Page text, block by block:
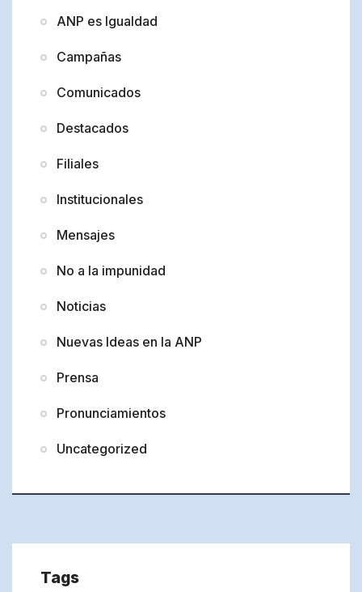
ANP es Igualdad
Campañas
Comunicados
Destacados
Filiales
Institucionales
Mensajes
No a la impunidad
Noticias
Nuevas Ideas en la ANP
Prensa
Pronunciamientos
Uncategorized
Tags